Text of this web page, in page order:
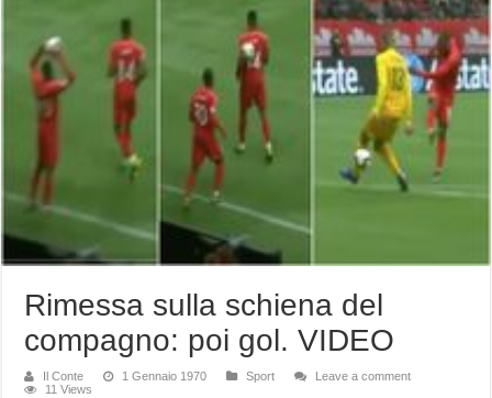
Rimessa sulla schiena del
compagno: poi gol. VIDEO
Il Conte 1 Gennaio 1970 Sport
Leave a comment
11 Views